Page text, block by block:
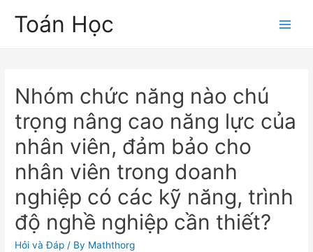
Toán Học
Nhóm chức năng nào chú
trọng nâng cao năng lực của
nhân viên, đảm bảo cho
nhân viên trong doanh
nghiệp có các kỹ năng, trình
độ nghề nghiệp cần thiết?
Hỏi và Đáp / By Maththorg